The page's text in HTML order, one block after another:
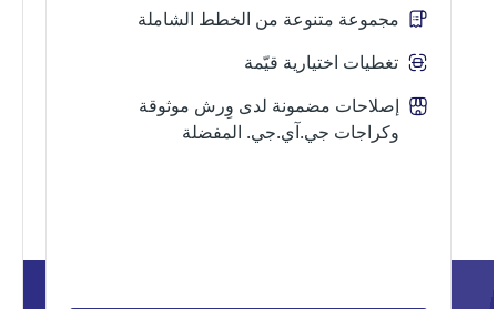
مجموعة متنوعة من الخطط الشاملة
تغطيات اختيارية قيّمة
إصلاحات مضمونة لدى وِرش موثوقة
وكراجات جي.آي.جي. المفضلة